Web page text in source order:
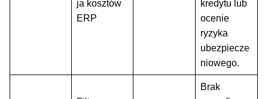
ja kosztów
ERP
kredytu lub
ocenie
ryzyka
ubezpiecze
niowego.
Brak